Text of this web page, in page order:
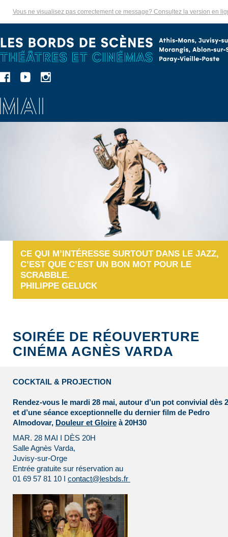
Vous ne visualisez pas correctement ce message? Consultez la version en
CE QUI M’INTÉRESSE SURTOUT DANS LE JAZZ,
C’EST QUE C’EST UN BON MOT POUR LE
SCRABBLE.
PHILIPPE GELUCK
SOIRÉE DE RÉOUVERTURE
CINÉMA AGNÈS VARDA
COCKTAIL & PROJECTION
Rendez-vous le mardi 28 mai, autour d’un pot convivial dès
et d’une séance exceptionnelle du dernier film de Pedro
Almodovar, Douleur et Gloire à 20H30
MAR. 28 MAI I DÈS 20H
Salle Agnès Varda,
Juvisy-sur-Orge
Entrée gratuite sur réservation au
01 69 57 81 10 I contact@lesbds.fr